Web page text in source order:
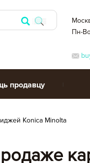
Пн-
продавцу
Konica Minolta